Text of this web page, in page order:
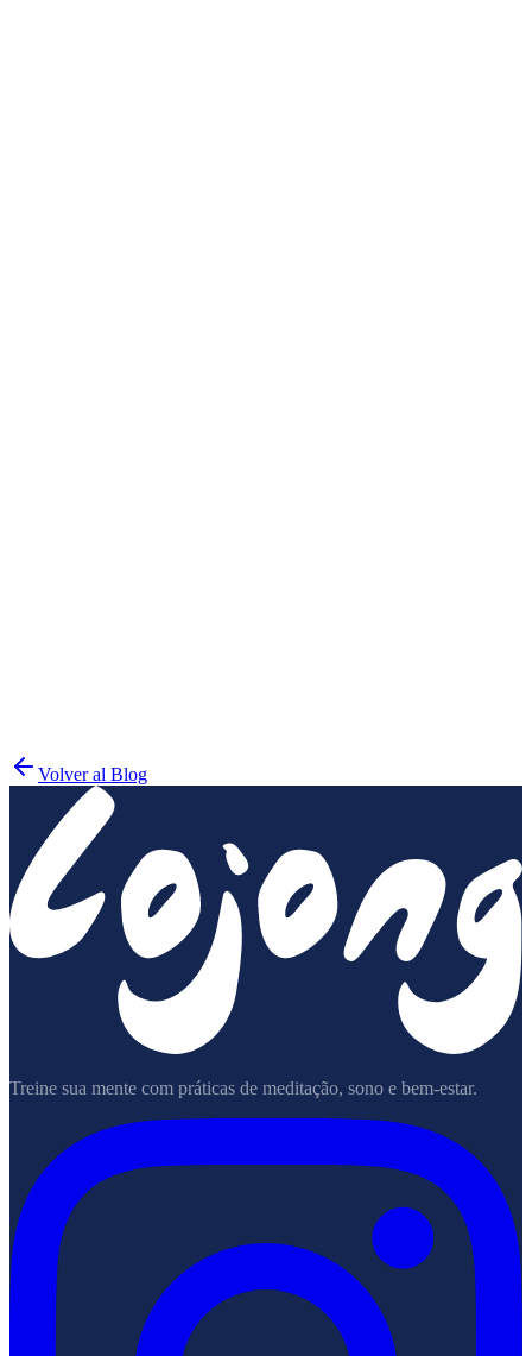
Volver al Blog
Treine sua mente com práticas de meditação, sono e bem-estar.